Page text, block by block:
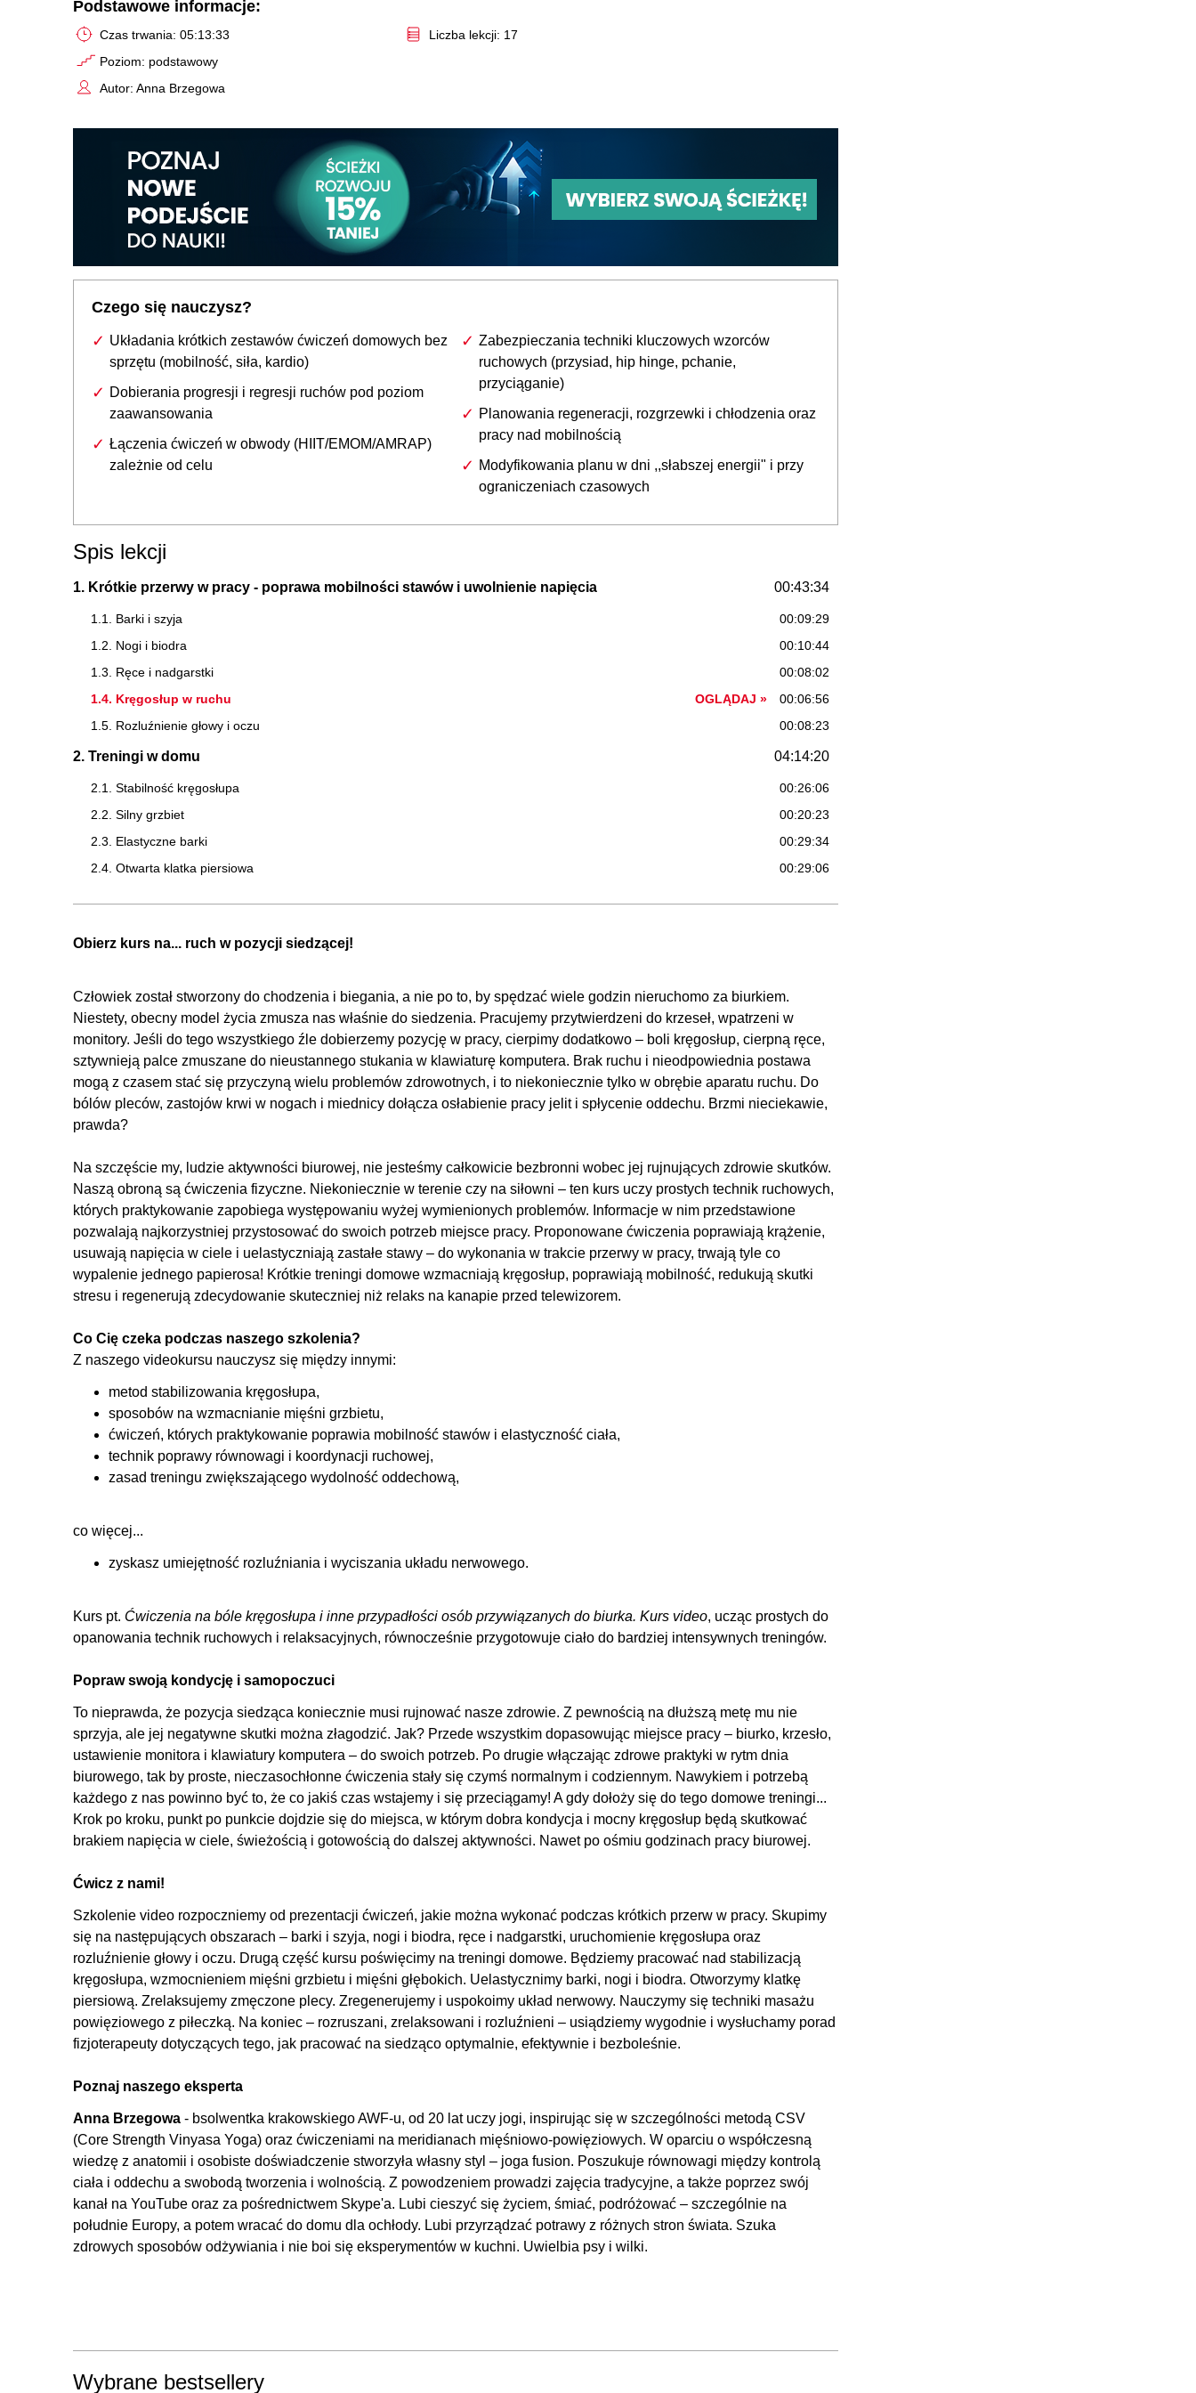
Podstawowe informacje:
Czas trwania: 05:13:33
Poziom: podstawowy
Autor: Anna Brzegowa
Liczba lekcji: 17
Czego się nauczysz?
Układania krótkich zestawów ćwiczeń domowych bez
sprzętu (mobilność, siła, kardio)
Dobierania progresji i regresji ruchów pod poziom
zaawansowania
Łączenia ćwiczeń w obwody (HIIT/EMOM/AMRAP)
zależnie od celu
Zabezpieczania techniki kluczowych wzorców
ruchowych (przysiad, hip hinge, pchanie,
przyciąganie)
Planowania regeneracji, rozgrzewki i chłodzenia oraz
pracy nad mobilnością
Modyfikowania planu w dni ,,słabszej energii" i przy
ograniczeniach czasowych
Spis lekcji
1. Krótkie przerwy w pracy - poprawa mobilności stawów i uwolnienie napięcia 00:43:34
1.1. Barki i szyja
00:09:29
1.2. Nogi i biodra
00:10:44
1.3. Ręce i nadgarstki
00:08:02
1.4. Kręgosłup w ruchu
OGLĄDAJ »
00:06:56
1.5. Rozluźnienie głowy i oczu
00:08:23
2. Treningi w domu 04:14:20
2.1. Stabilność kręgosłupa
00:26:06
2.2. Silny grzbiet
00:20:23
2.3. Elastyczne barki
00:29:34
2.4. Otwarta klatka piersiowa
00:29:06
2.7. Relaks dla zmęczonych pleców
2.9. Masaż powięziowy tyłu ciała z piłeczką
00:25:20
2.10. Masaż powięziowy przodu ciała z piłeczką
3. Porady fizjoterapeuty 00:15:39
3.1. Co to znaczy siedzieć prosto? Miejsce pracy - jak dopasować
00:10:09
3.2. siedzenie i ustawienie komputera do swojego ciała?
Obierz kurs na... ruch w pozycji siedzącej!
Człowiek został stworzony do chodzenia i biegania, a nie po to, by spędzać wiele godzin nieruchomo za biurkiem.
Niestety, obecny model życia zmusza nas właśnie do siedzenia. Pracujemy przytwierdzeni do krzeseł, wpatrzeni w
monitory. Jeśli do tego wszystkiego źle dobierzemy pozycję w pracy, cierpimy dodatkowo – boli kręgosłup, cierpną ręce,
sztywnieją palce zmuszane do nieustannego stukania w klawiaturę komputera. Brak ruchu i nieodpowiednia postawa
mogą z czasem stać się przyczyną wielu problemów zdrowotnych, i to niekoniecznie tylko w obrębie aparatu ruchu. Do
bólów pleców, zastojów krwi w nogach i miednicy dołącza osłabienie pracy jelit i spłycenie oddechu. Brzmi nieciekawie,
prawda?
Na szczęście my, ludzie aktywności biurowej, nie jesteśmy całkowicie bezbronni wobec jej rujnujących zdrowie skutków.
Naszą obroną są ćwiczenia fizyczne. Niekoniecznie w terenie czy na siłowni – ten kurs uczy prostych technik ruchowych,
których praktykowanie zapobiega występowaniu wyżej wymienionych problemów. Informacje w nim przedstawione
pozwalają najkorzystniej przystosować do swoich potrzeb miejsce pracy. Proponowane ćwiczenia poprawiają krążenie,
usuwają napięcia w ciele i uelastyczniają zastałe stawy – do wykonania w trakcie przerwy w pracy, trwają tyle co
wypalenie jednego papierosa! Krótkie treningi domowe wzmacniają kręgosłup, poprawiają mobilność, redukują skutki
stresu i regenerują zdecydowanie skuteczniej niż relaks na kanapie przed telewizorem.
Co Cię czeka podczas naszego szkolenia?
Z naszego videokursu nauczysz się między innymi:
metod stabilizowania kręgosłupa,
sposobów na wzmacnianie mięśni grzbietu,
ćwiczeń, których praktykowanie poprawia mobilność stawów i elastyczność ciała,
technik poprawy równowagi i koordynacji ruchowej,
zasad treningu zwiększającego wydolność oddechową,
co więcej...
zyskasz umiejętność rozluźniania i wyciszania układu nerwowego.
Kurs pt. Ćwiczenia na bóle kręgosłupa i inne przypadłości osób przywiązanych do biurka. Kurs video, ucząc prostych do
opanowania technik ruchowych i relaksacyjnych, równocześnie przygotowuje ciało do bardziej intensywnych treningów.
Popraw swoją kondycję i samopoczuci
To nieprawda, że pozycja siedząca koniecznie musi rujnować nasze zdrowie. Z pewnością na dłuższą metę mu nie
sprzyja, ale jej negatywne skutki można złagodzić. Jak? Przede wszystkim dopasowując miejsce pracy – biurko, krzesło,
ustawienie monitora i klawiatury komputera – do swoich potrzeb. Po drugie włączając zdrowe praktyki w rytm dnia
biurowego, tak by proste, nieczasochłonne ćwiczenia stały się czymś normalnym i codziennym. Nawykiem i potrzebą
każdego z nas powinno być to, że co jakiś czas wstajemy i się przeciągamy! A gdy dołoży się do tego domowe treningi...
Krok po kroku, punkt po punkcie dojdzie się do miejsca, w którym dobra kondycja i mocny kręgosłup będą skutkować
brakiem napięcia w ciele, świeżością i gotowością do dalszej aktywności. Nawet po ośmiu godzinach pracy biurowej.
Ćwicz z nami!
Szkolenie video rozpoczniemy od prezentacji ćwiczeń, jakie można wykonać podczas krótkich przerw w pracy. Skupimy
się na następujących obszarach – barki i szyja, nogi i biodra, ręce i nadgarstki, uruchomienie kręgosłupa oraz
rozluźnienie głowy i oczu. Drugą część kursu poświęcimy na treningi domowe. Będziemy pracować nad stabilizacją
kręgosłupa, wzmocnieniem mięśni grzbietu i mięśni głębokich. Uelastycznimy barki, nogi i biodra. Otworzymy klatkę
piersiową. Zrelaksujemy zmęczone plecy. Zregenerujemy i uspokoimy układ nerwowy. Nauczymy się techniki masażu
powięziowego z piłeczką. Na koniec – rozruszani, zrelaksowani i rozluźnieni – usiądziemy wygodnie i wysłuchamy porad
fizjoterapeuty dotyczących tego, jak pracować na siedząco optymalnie, efektywnie i bezboleśnie.
Poznaj naszego eksperta
Anna Brzegowa - bsolwentka krakowskiego AWF-u, od 20 lat uczy jogi, inspirując się w szczególności metodą CSV
(Core Strength Vinyasa Yoga) oraz ćwiczeniami na meridianach mięśniowo-powięziowych. W oparciu o współczesną
wiedzę z anatomii i osobiste doświadczenie stworzyła własny styl – joga fusion. Poszukuje równowagi między kontrolą
ciała i oddechu a swobodą tworzenia i wolnością. Z powodzeniem prowadzi zajęcia tradycyjne, a także poprzez swój
kanał na YouTube oraz za pośrednictwem Skype'a. Lubi cieszyć się życiem, śmiać, podróżować – szczególnie na
południe Europy, a potem wracać do domu dla ochłody. Lubi przyrządzać potrawy z różnych stron świata. Szuka
zdrowych sposobów odżywiania i nie boi się eksperymentów w kuchni. Uwielbia psy i wilki.
Wybrane bestsellery